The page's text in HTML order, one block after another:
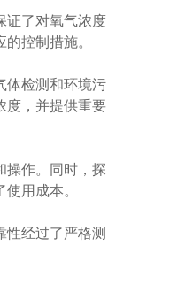
了对氧气浓度
控制措施。
检测和环境污
度，并提供重要
作。同时，探
用成本。
经过了严格测